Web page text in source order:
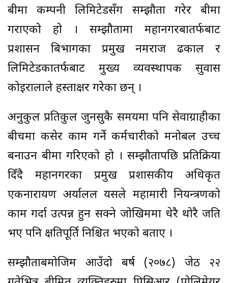
बीमा कम्पनी लिमिटेडसँग सम्झौता गरेर बीमा
गराएको हो । सम्झौतामा महानगरबातर्फबाट
प्रशासन बिभागका प्रमुख नमराज ढकाल र
लिमिटेडकातर्फबाट मुख्य व्यवस्थापक सुवास
कोइरालाले हस्ताक्षर गरेका छन् ।
अनुकुल प्रतिकुल जुनसुकै समयमा पनि सेवाग्राहीका
बीचमा कसेर काम गर्ने कर्मचारीको मनोबल उच्च
बनाउन बीमा गरिएको हो । सम्झौतापछि प्रतिक्रिया
दिँदै महानगरका प्रमुख प्रशासकीय अधिकृत
एकनारायण अर्यालल यसले महामारी नियन्त्रणको
काम गर्दा उत्पन्न हुन सक्ने जोखिममा धेरै थोरै जति
भए पनि क्षतिपूर्ति निश्चित भएको बताए ।
सम्झौताबमोजिम आउँदो बर्ष (२०७८) जेठ २२